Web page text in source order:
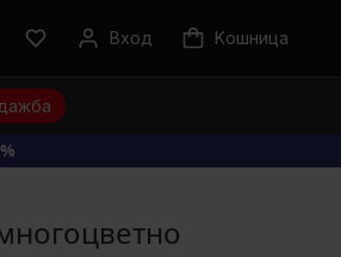
Вход Kошница